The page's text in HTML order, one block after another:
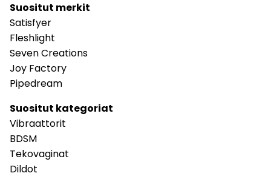
Suositut merkit
Satisfyer
Fleshlight
Seven Creations
Joy Factory
Pipedream
Suositut kategoriat
Vibraattorit
BDSM
Tekovaginat
Dildot